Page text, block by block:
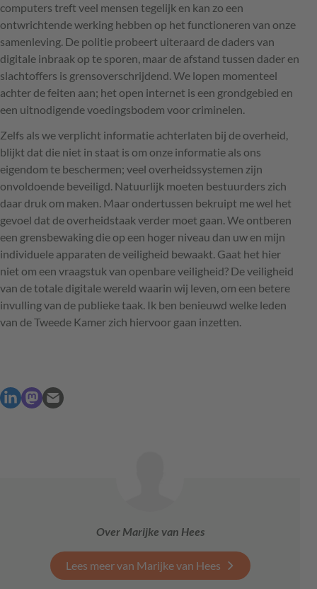
computers treft veel mensen tegelijk en kan zo een
ontwrichtende werking hebben op het functioneren van onze
samenleving. De politie probeert uiteraard de daders van
digitale inbraak op te sporen, maar de afstand tussen dader en
slachtoffers is grensoverschrijdend. We lopen momenteel
achter de feiten aan; het open internet is een grondgebied en
een uitnodigende voedingsbodem voor criminelen.
Zelfs als we verplicht informatie achterlaten bij de overheid,
blijkt dat die niet in staat is om onze informatie als ons
eigendom te beschermen; veel overheidssystemen zijn
onvoldoende beveiligd. Natuurlijk moeten bestuurders zich
daar druk om maken. Maar ondertussen bekruipt me wel het
gevoel dat de overheidstaak verder moet gaan. We ontberen
een grensbewaking die op een hoger niveau dan uw en mijn
individuele apparaten de veiligheid bewaakt. Gaat het hier
niet om een vraagstuk van openbare veiligheid? De veiligheid
van de totale digitale wereld waarin wij leven, om een betere
invulling van de publieke taak. Ik ben benieuwd welke leden
van de Tweede Kamer zich hiervoor gaan inzetten.
Over Marijke van Hees
Lees meer van Marijke van Hees